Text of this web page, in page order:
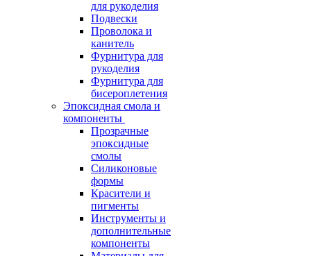
для рукоделия
Подвески
Проволока и
канитель
Фурнитура для
рукоделия
Фурнитура для
бисероплетения
Эпоксидная смола и
компоненты
Прозрачные
эпоксидные
смолы
Силиконовые
формы
Красители и
пигменты
Инструменты и
дополнительные
компоненты